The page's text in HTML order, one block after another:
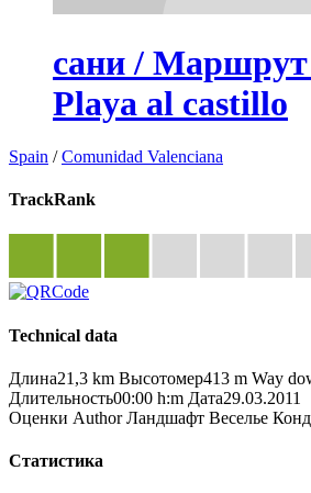
сани / Маршрут
Playa al castillo
Spain /Comunidad Valenciana
TrackRank
Technical data
Длина21,3 km Высотомер413 m Way
Длительность00:00 h:m Дата29.03.2011
Оценки Author Ландшафт Веселье
Статистика